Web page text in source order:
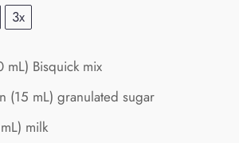
3x
mL) Bisquick mix
(15 mL) granulated sugar
mL) milk